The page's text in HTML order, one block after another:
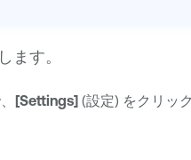
ます。
[Settings](設定) をクリック